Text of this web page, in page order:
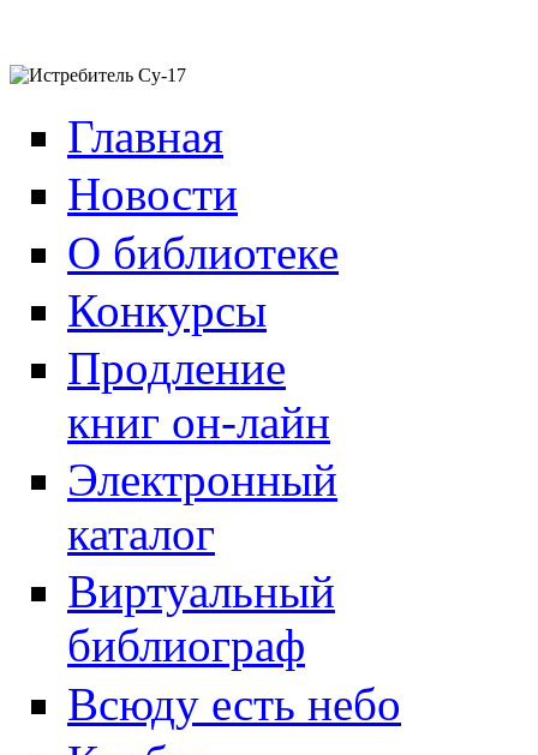
Главная
Новости
О библиотеке
Конкурсы
Продление
книг он-лайн
Электронный
каталог
Виртуальный
библиограф
Всюду есть небо